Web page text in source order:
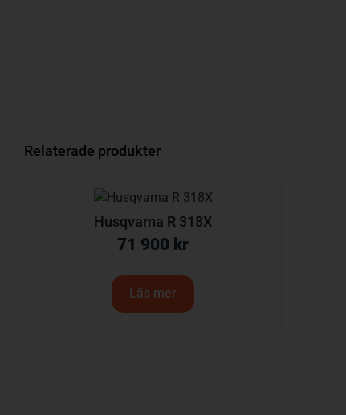
Relaterade produkter
Husqvarna R 318X
71 900 kr
Läs mer